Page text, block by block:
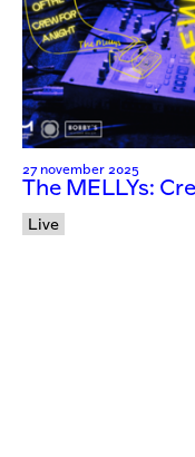
27 november 2025
The MELLYs:
Live